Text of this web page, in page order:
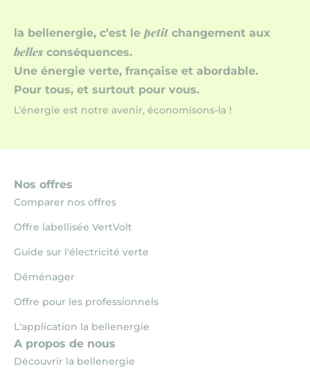
la bellenergie, c’est le petit changement aux
belles conséquences.
Une énergie verte, française et abordable.
Pour tous, et surtout pour vous.
L’énergie est notre avenir, économisons-la !
Nos offres
Comparer nos offres
Offre labellisée VertVolt
Guide sur l'électricité verte
Déménager
Offre pour les professionnels
L'application la bellenergie
A propos de nous
Découvrir la bellenergie